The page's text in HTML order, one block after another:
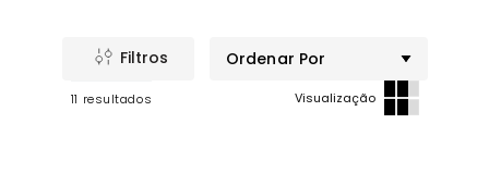
Ordenar Por
11